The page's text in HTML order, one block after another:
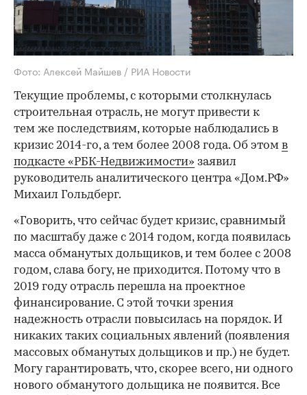
Фото: Алексей Майшев / РИА Новости
Текущие проблемы, с которыми столкнулась
строительная отрасль, не могут привести к
тем же последствиям, которые наблюдались в
кризис 2014-го, а тем более 2008 года. Об этом в
подкасте «РБК-Недвижимости» заявил
руководитель аналитического центра «Дом.РФ»
Михаил Гольдберг.
«Говорить, что сейчас будет кризис, сравнимый
по масштабу даже с 2014 годом, когда появилась
масса обманутых дольщиков, и тем более с 2008
годом, слава богу, не приходится. Потому что в
2019 году отрасль перешла на проектное
финансирование. С этой точки зрения
надежность отрасли повысилась на порядок. И
никаких таких социальных явлений (появления
массовых обманутых дольщиков и пр.) не будет.
Могу гарантировать, что, скорее всего, ни одного
нового обманутого дольщика не появится. Все